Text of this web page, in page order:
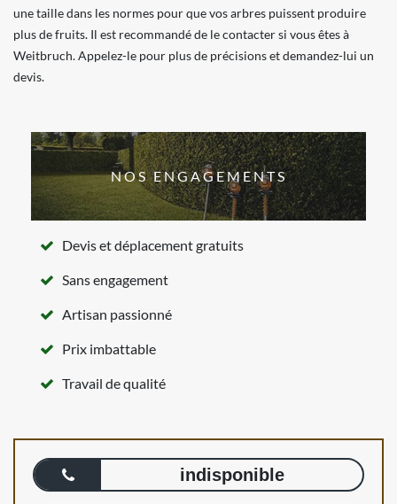
une taille dans les normes pour que vos arbres puissent produire
plus de fruits. Il est recommandé de le contacter si vous êtes à
Weitbruch. Appelez-le pour plus de précisions et demandez-lui un
devis.
NOS ENGAGEMENTS
Devis et déplacement gratuits
Sans engagement
Artisan passionné
Prix imbattable
Travail de qualité
indisponible